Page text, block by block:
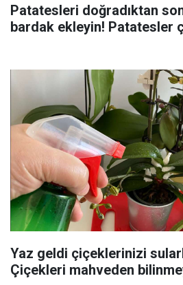
Patatesleri doğradıktan
bardak ekleyin! Patatesler
Yaz geldi çiçeklerinizi
Çiçekleri mahveden